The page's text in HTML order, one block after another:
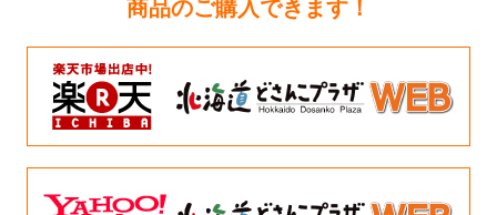
商品のご購入できます！